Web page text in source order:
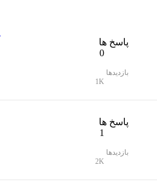
پاسخ ها
0
بازدیدها
1K
پاسخ ها
1
بازدیدها
2K